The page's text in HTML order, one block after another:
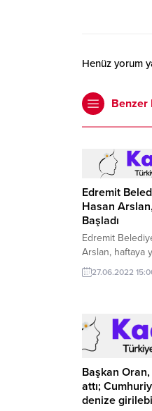
Henüz yorum
Benzer
Edremit
Hasan
Başladı
Edremit
Arslan, haftaya
yerinde
27.06.2022
Başkan
attı;
denize